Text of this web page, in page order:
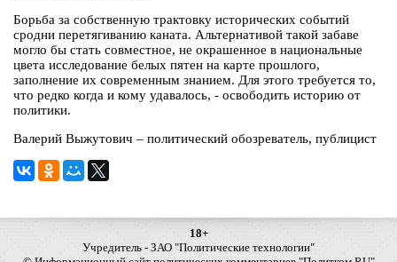
Борьба за собственную трактовку исторических событий
сродни перетягиванию каната. Альтернативой такой забаве
могло бы стать совместное, не окрашенное в национальные
цвета исследование белых пятен на карте прошлого,
заполнение их современным знанием. Для этого требуется то,
что редко когда и кому удавалось, - освободить историю от
политики.
Валерий Выжутович – политический обозреватель, публицист
18+
Учредитель - ЗАО "Политические технологии"